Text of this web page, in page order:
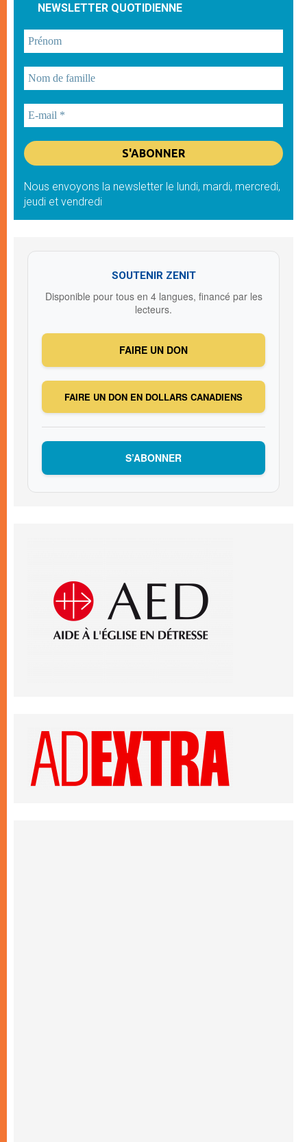
NEWSLETTER QUOTIDIENNE
Nous envoyons la newsletter le lundi, mardi, mercredi,
jeudi et vendredi
SOUTENIR ZENIT
Disponible pour tous en 4 langues, financé par les
lecteurs.
FAIRE UN DON
FAIRE UN DON EN DOLLARS CANADIENS
S’ABONNER